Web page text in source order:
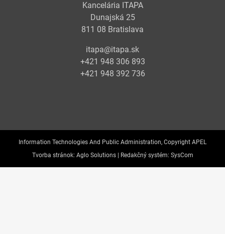
Kancelária ITAPA
Dunajská 25
811 08 Bratislava
itapa@itapa.sk
+421 948 306 893
+421 948 392 736
Information Technologies And Public Administration, Copyright APEL
Tvorba stránok: Aglo Solutions | Redakčný systém: SysCom